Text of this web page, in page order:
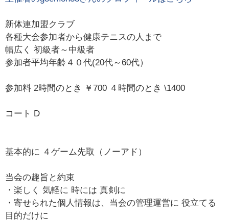
新体連加盟クラブ
各種大会参加者から健康テニスの人まで
幅広く 初級者～中級者
参加者平均年齢４０代(20代～60代）
参加料 2時間のとき ￥700 ４時間のとき \1400
コート D
基本的に ４ゲーム先取（ノーアド）
当会の趣旨と約束
・楽しく 気軽に 時には 真剣に
・寄せられた個人情報は、当会の管理運営に 役立てる
目的だけに